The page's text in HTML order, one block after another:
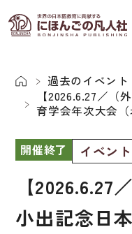
書籍一覧
お知らせ
イベント
よくあるご質
日本語学習者用
過去のイベント
【2026.6.27／（
育学会年次大会（
開催終了 イベント
【
小出記念日